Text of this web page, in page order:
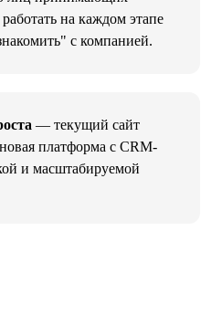
на каждом этапе
с компанией.
— текущий сайт
платформа с CRM-
и масштабируемой